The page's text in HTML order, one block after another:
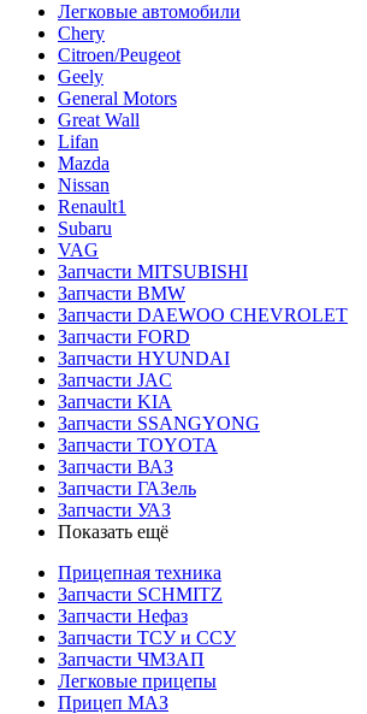
Легковые автомобили
Chery
Citroen/Peugeot
Geely
General Motors
Great Wall
Lifan
Mazda
Nissan
Renault1
Subaru
VAG
Запчасти MITSUBISHI
Запчасти BMW
Запчасти DAEWOO CHEVROLET
Запчасти FORD
Запчасти HYUNDAI
Запчасти JAC
Запчасти KIA
Запчасти SSANGYONG
Запчасти TOYOTA
Запчасти ВАЗ
Запчасти ГАЗель
Запчасти УАЗ
Показать ещё
Прицепная техника
Запчасти SCHMITZ
Запчасти Нефаз
Запчасти ТСУ и ССУ
Запчасти ЧМЗАП
Легковые прицепы
Прицеп МАЗ